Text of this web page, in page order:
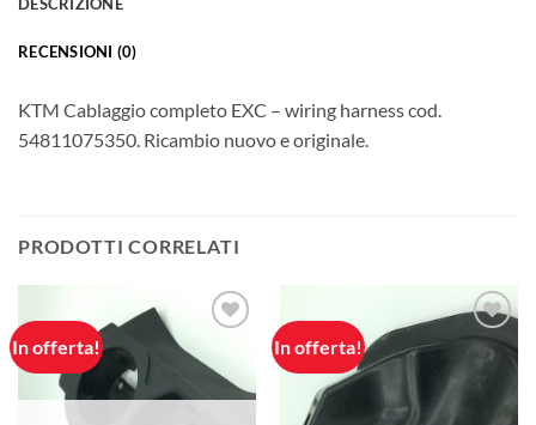
DESCRIZIONE
RECENSIONI (0)
KTM Cablaggio completo EXC – wiring harness cod.
54811075350. Ricambio nuovo e originale.
PRODOTTI CORRELATI
In offerta!
alla lista
dei
desideri
In offerta!
Aggiungi
alla lista